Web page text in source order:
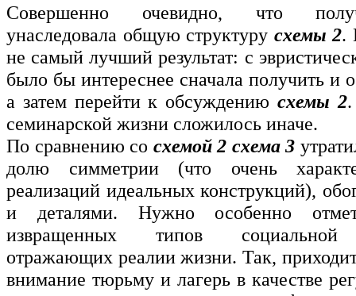
Совершенно очевидно, что
унаследовала общую структуру схемы 2.
не самый лучший результат: с
было бы интереснее сначала получить и
а затем перейти к обсуждению схемы 2.
семинарской жизни сложилось иначе.
По сравнению со схемой 2 схема 3
долю симметрии (что очень
реализаций идеальных конструкций),
и деталями. Нужно особенно
извращенных типов социальной
отражающих реалии жизни. Так,
внимание тюрьму и лагерь в качестве